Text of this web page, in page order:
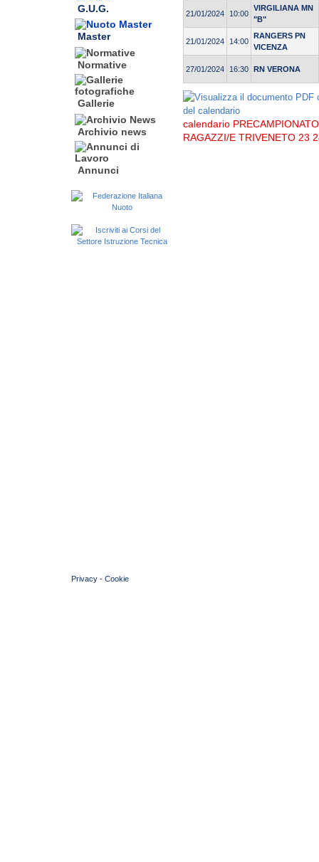
G.U.G.
Master
Normative
Gallerie
Archivio news
Annunci
21/01/2024 10:00
VIRGILIANA MN
"B"
21/01/2024 14:00
RANGERS PN
VICENZA
27/01/2024 16:30 RN VERONA
calendario
RAGAZZI/E TRIVENETO 23
Privacy - Cookie